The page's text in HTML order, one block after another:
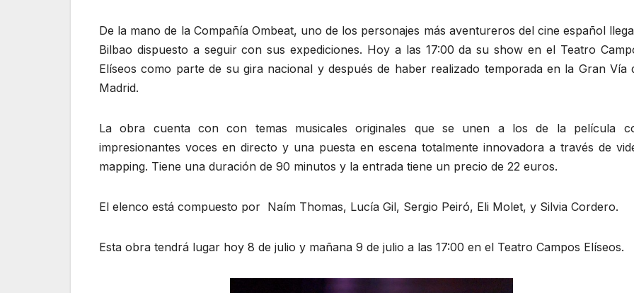
De la mano de la Compañía Ombeat, uno de los personajes más aventureros del cine español
Bilbao dispuesto a seguir con sus expediciones. Hoy a las 17:00 da su show en el Teatro
Elíseos como parte de su gira nacional y después de haber realizado temporada en la Gran Vía
Madrid.
La obra cuenta con con temas musicales originales que se unen a los de la película
impresionantes voces en directo y una puesta en escena totalmente innovadora a través de
mapping. Tiene una duración de 90 minutos y la entrada tiene un precio de 22 euros.
El elenco está compuesto por Naím Thomas, Lucía Gil, Sergio Peiró, Eli Molet, y Silvia Cordero.
Esta obra tendrá lugar hoy 8 de julio y mañana 9 de julio a las 17:00 en el Teatro Campos Elíseos.